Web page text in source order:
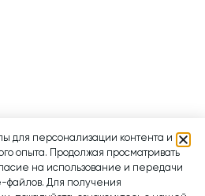
для персонализации контента и
опыта. Продолжая просматривать
на использование и передачи
файлов. Для получения